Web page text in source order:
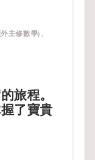
主修數學),
旅程。
了寶貴